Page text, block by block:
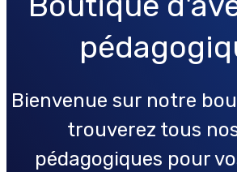
Bienvenue sur notre
trouverez tous
pédagogiques pour